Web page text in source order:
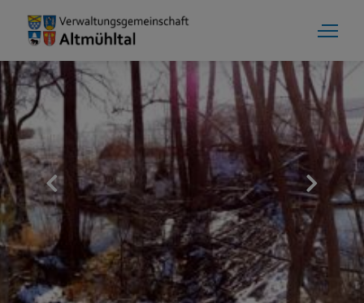
Aktuelles
Verwaltungsgemeinschaft
Gemeinde Alesheim